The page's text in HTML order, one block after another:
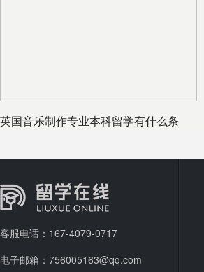
英国音乐制作专业本科留学有什么条
客服电话：167-4079-0717
电子邮箱：756005163@qq.com